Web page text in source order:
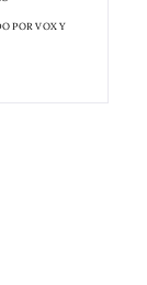
POR VOX Y